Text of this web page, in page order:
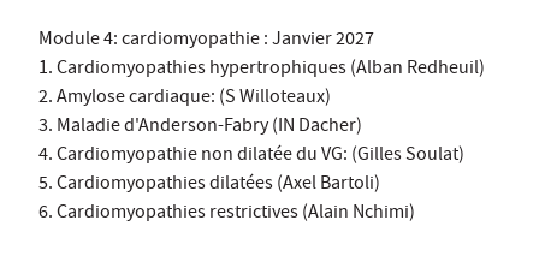
Module 4: cardiomyopathie : Janvier 2027
1. Cardiomyopathies hypertrophiques (Alban Redheuil)
2. Amylose cardiaque: (S Willoteaux)
3. Maladie d'Anderson-Fabry (IN Dacher)
4. Cardiomyopathie non dilatée du VG: (Gilles Soulat)
5. Cardiomyopathies dilatées (Axel Bartoli)
6. Cardiomyopathies restrictives (Alain Nchimi)